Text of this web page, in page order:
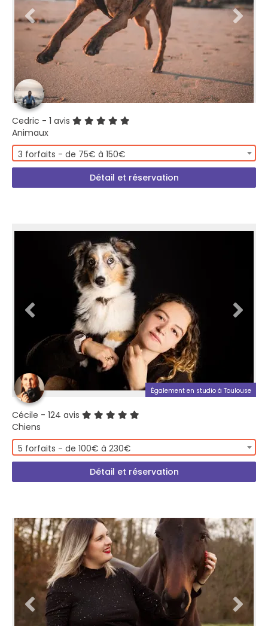
Cedric - 1 avis
Animaux
3 forfaits - de 75€ à 150€
Détail et réservation
Également en studio à Toulouse
Cécile - 124 avis
Chiens
5 forfaits - de 100€ à 230€
Détail et réservation